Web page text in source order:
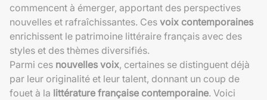
commencent à émerger, apportant des perspectives
nouvelles et rafraîchissantes. Ces voix contemporaines
enrichissent le patrimoine littéraire français avec des
styles et des thèmes diversifiés.
Parmi ces nouvelles voix, certaines se distinguent déjà
par leur originalité et leur talent, donnant un coup de
fouet à la littérature française contemporaine. Voici